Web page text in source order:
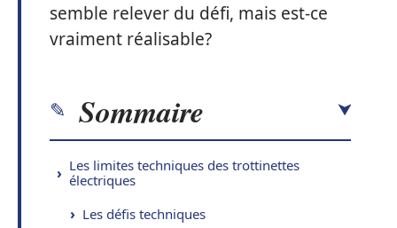
semble relever du défi, mais est-ce
vraiment réalisable?
Sommaire
Les limites techniques des trottinettes
électriques
Les défis techniques